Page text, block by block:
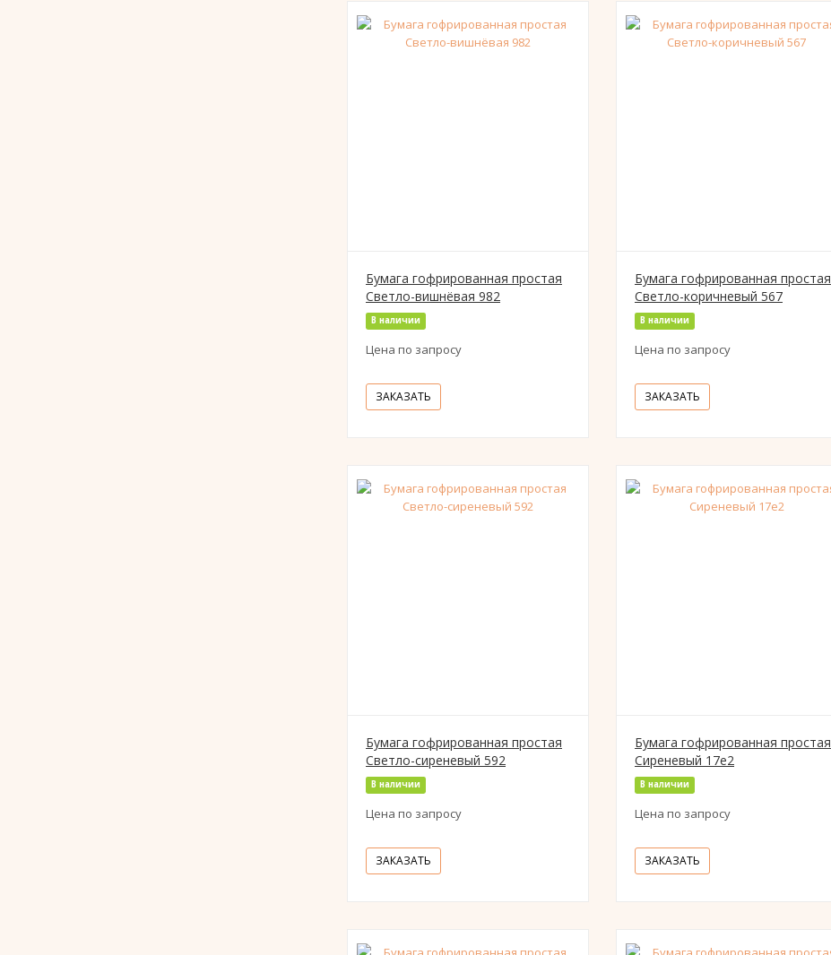
Бумага гофрированная простая
Светло-вишнёвая 982
В наличии
Цена по запросу
ЗАКАЗАТЬ
Бумага гофрированная простая
Светло-коричневый 567
В наличии
Цена по запросу
ЗАКАЗАТЬ
Бумага гофрированная простая
Светло-сиреневый 592
В наличии
Цена по запросу
ЗАКАЗАТЬ
Бумага гофрированная простая
Сиреневый 17е2
В наличии
Цена по запросу
ЗАКАЗАТЬ